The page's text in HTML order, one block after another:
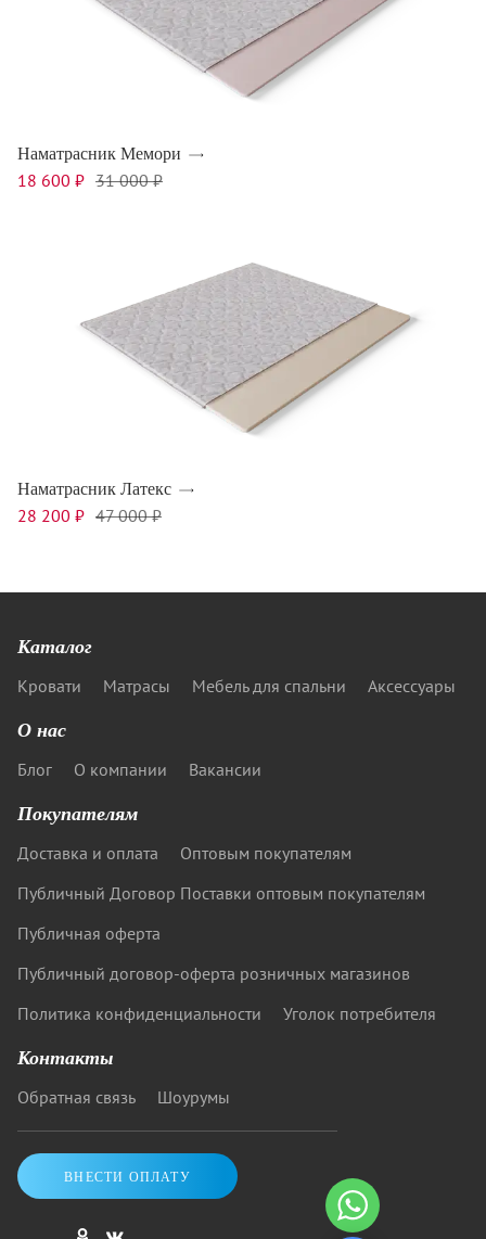
Наматрасник Мемори
18 600 ₽ 31 000 ₽
Наматрасник Латекс
28 200 ₽ 47 000 ₽
Каталог
Кровати Матрасы Мебель для спальни Аксессуары
О нас
Блог О компании Вакансии
Покупателям
Доставка и оплата
Оптовым покупателям
Публичный Договор Поставки оптовым покупателям
Публичная оферта
Публичный договор-оферта розничных магазинов
Политика конфиденциальности
Уголок потребителя
Контакты
Обратная связь Шоурумы
ВНЕСТИ ОПЛАТУ